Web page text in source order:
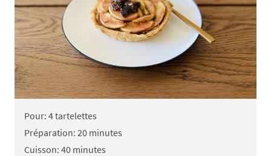
Pour: 4 tartelettes
Préparation: 20 minutes
Cuisson: 40 minutes